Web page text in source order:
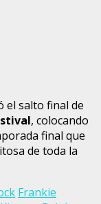
el salto final de
, colocando
final que
de toda la
Frankie